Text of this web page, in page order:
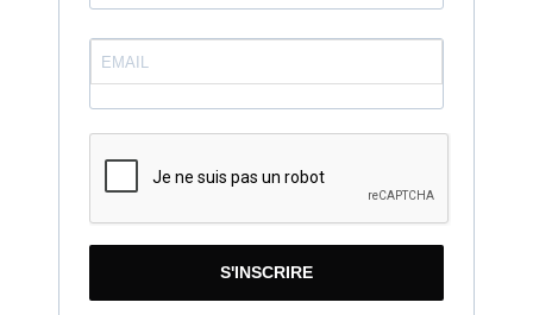
S'INSCRIRE